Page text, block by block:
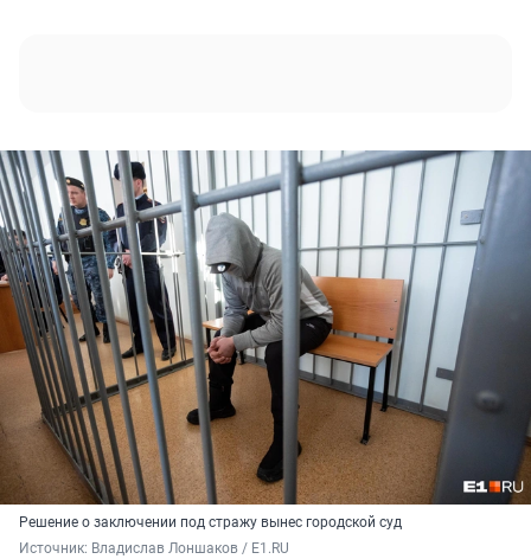
Решение о заключении под стражу вынес городской суд
Источник: Владислав Лоншаков / E1.RU